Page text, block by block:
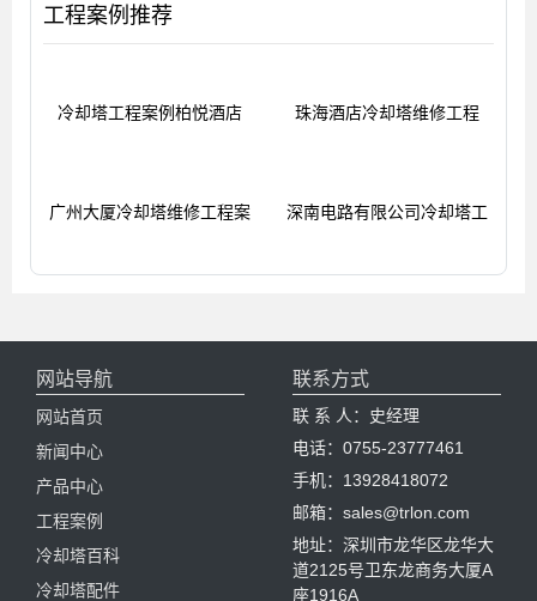
闭式冷却塔价格
工程案例推荐
冷却塔工程案例柏悦酒店 珠海酒店冷却塔维修工程
联系方式
联 系 人：史经理
电话：0755-23777461
手机：13928418072